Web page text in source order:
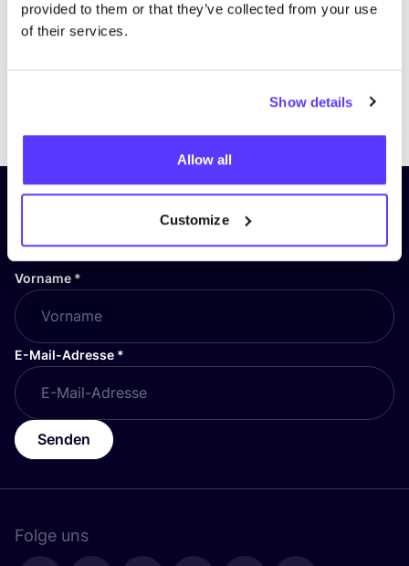
provided to them or that they’ve collected from your use
of their services.
Show details
Allow all
Customize
PreviousNext
Abonniere unseren Newsletter
und bleibe auf dem Laufenden!
Vorname *
E-Mail-Adresse *
Senden
Folge uns